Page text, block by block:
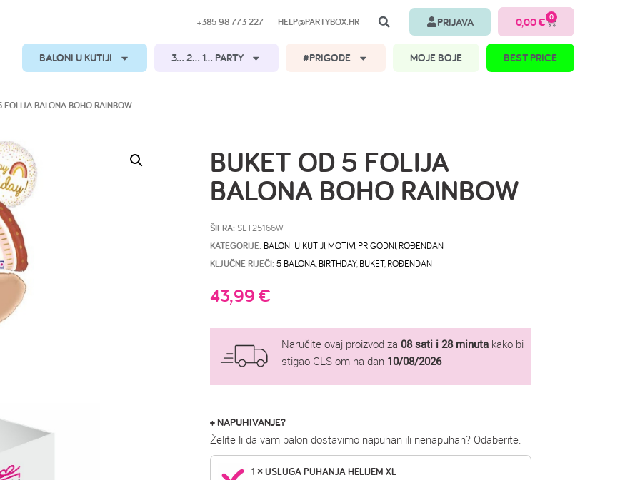
+385 98 773 227 HELP@PARTYBOX.HR PRIJAVA 0,00€ 0
BALONI U KUTIJI 3… 2… 1… PARTY #PRIGODE MOJE BOJE BEST PRICE
BALONA BOHO RAINBOW
BUKET OD 5 FOLIJA
BALONA BOHO RAINBOW
ŠIFRA: SET25166W
KATEGORIJE: BALONI U KUTIJI MOTIVI PRIGODNI ROĐENDAN
KLJUČNE RIJEČI: 5 BALONA BIRTHDAY, BUKET, ROĐENDAN
43,99€
Naručite ovaj proizvod za 08 sati i 28 minuta kako bi
stigao GLS-om na dan 10/08/2026
+ NAPUHIVANJE?
Želite li da vam balon dostavimo napuhan ili nenapuhan? Odaberite.
1 × USLUGA PUHANJA HELIJEM XL